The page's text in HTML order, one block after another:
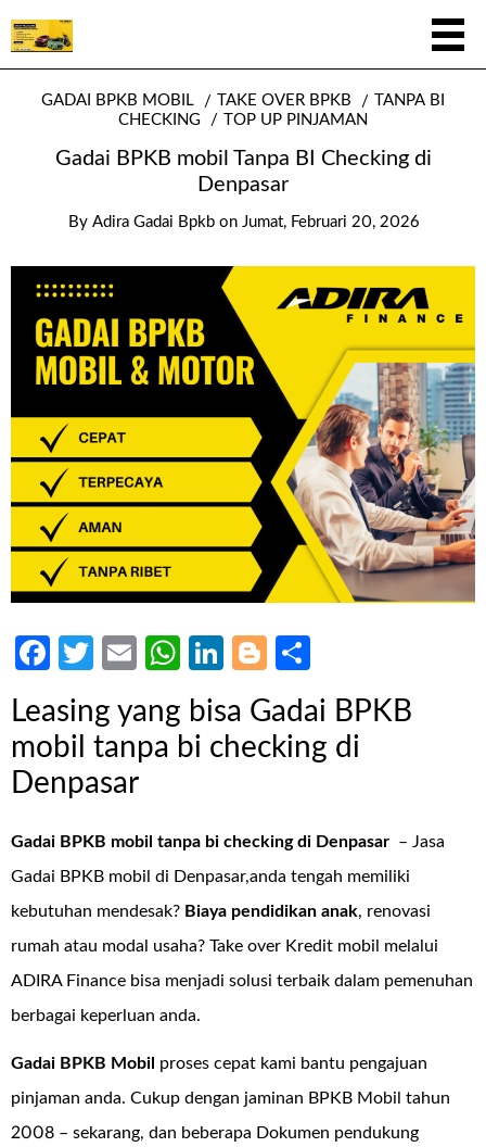
GADAI BPKB MOBIL TAKE OVER BPKB
TANPA BI
CHECKING
TOP UP PINJAMAN
Gadai BPKB mobil Tanpa BI Checking di
Denpasar
By Adira Gadai Bpkb on Jumat, Februari 20, 2026
Facebook
Twitter
EmailWhatsApp
LinkedIn
Blogger
Leasing yang bisa Gadai BPKB
mobil tanpa bi checking di
Denpasar
Gadai BPKB mobil tanpa bi checking di Denpasar – Jasa
Gadai BPKB mobil di Denpasar,anda tengah memiliki
kebutuhan mendesak? Biaya pendidikan anak, renovasi
rumah atau modal usaha? Take over Kredit mobil melalui
ADIRA Finance bisa menjadi solusi terbaik dalam pemenuhan
berbagai keperluan anda.
Gadai BPKB Mobil proses cepat kami bantu pengajuan
pinjaman anda. Cukup dengan jaminan BPKB Mobil tahun
2008 – sekarang, dan beberapa Dokumen pendukung